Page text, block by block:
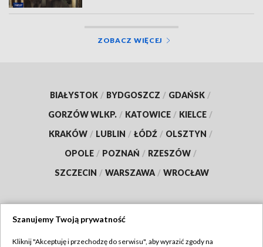
ZOBACZ WIĘCEJ
BIAŁYSTOK / BYDGOSZCZ / GDAŃSK /
GORZÓW WLKP. / KATOWICE / KIELCE /
KRAKÓW / LUBLIN / ŁÓDŹ / OLSZTYN /
OPOLE / POZNAŃ / RZESZÓW /
SZCZECIN / WARSZAWA / WROCŁAW
Szanujemy Twoją prywatność
Kliknij "Akceptuję i przechodzę do serwisu", aby wyrazić zgody na